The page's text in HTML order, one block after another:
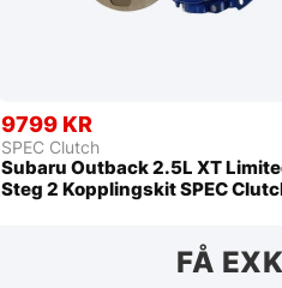
9799 KR
SPEC Clutch
Subaru Outback 2.5L XT
Steg 2 Kopplingskit SPEC
FÅ